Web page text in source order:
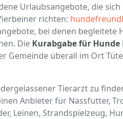
Urlaubsangebote, die sich
richten:
bei denen begleitete
Die Kurabgabe für Hunde
Gemeinde überall im Ort
Tierarzt zu
Anbieter für Nassfutter,
Leinen, Strandspielzeug,